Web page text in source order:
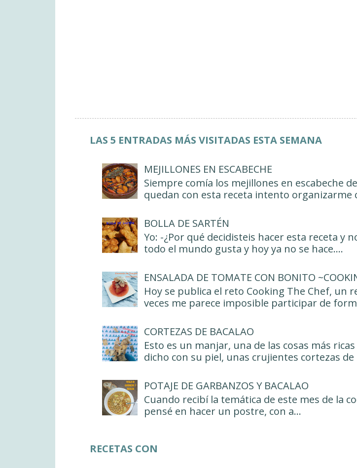
LAS 5 ENTRADAS MÁS VISITADAS ESTA SEMANA
MEJILLONES EN ESCABECHE
Siempre comía los mejillones en escabeche
quedan con esta receta intento organizarme
BOLLA DE SARTÉN
Yo: -¿Por qué decidisteis hacer esta receta y
todo el mundo gusta y hoy ya no se hace....
ENSALADA DE TOMATE CON BONITO
Hoy se publica el reto Cooking The Chef, un
veces me parece imposible participar de
CORTEZAS DE BACALAO
Esto es un manjar, una de las cosas más
dicho con su piel, unas crujientes cortezas de
POTAJE DE GARBANZOS Y BACALAO
Cuando recibí la temática de este mes de la
pensé en hacer un postre, con a...
RECETAS CON